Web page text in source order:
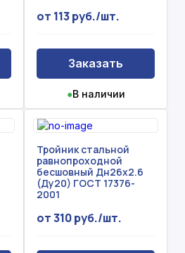
от 113 руб./шт.
Заказать
●В наличии
Тройник стальной
равнопроходной
бесшовный Дн26х2.6
(Ду20) ГОСТ 17376-
2001
от 310 руб./шт.